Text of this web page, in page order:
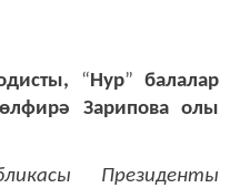
“Нур” балалар
Зарипова олы
Президенты